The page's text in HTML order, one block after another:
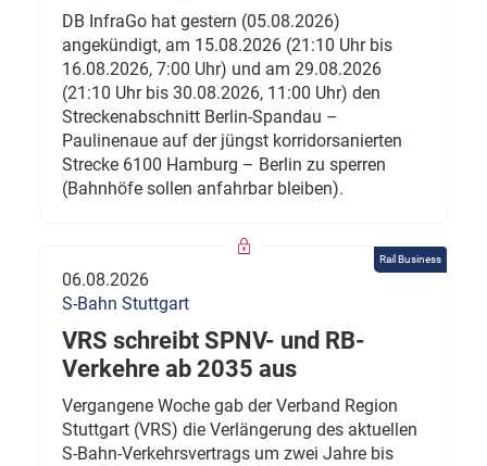
DB InfraGo hat gestern (05.08.2026)
angekündigt, am 15.08.2026 (21:10 Uhr bis
16.08.2026, 7:00 Uhr) und am 29.08.2026
(21:10 Uhr bis 30.08.2026, 11:00 Uhr) den
Streckenabschnitt Berlin-Spandau –
Paulinenaue auf der jüngst korridorsanierten
Strecke 6100 Hamburg – Berlin zu sperren
(Bahnhöfe sollen anfahrbar bleiben).
Rail Business
06.08.2026
S-Bahn Stuttgart
VRS schreibt SPNV- und RB-
Verkehre ab 2035 aus
Vergangene Woche gab der Verband Region
Stuttgart (VRS) die Verlängerung des aktuellen
S-Bahn-Verkehrsvertrags um zwei Jahre bis